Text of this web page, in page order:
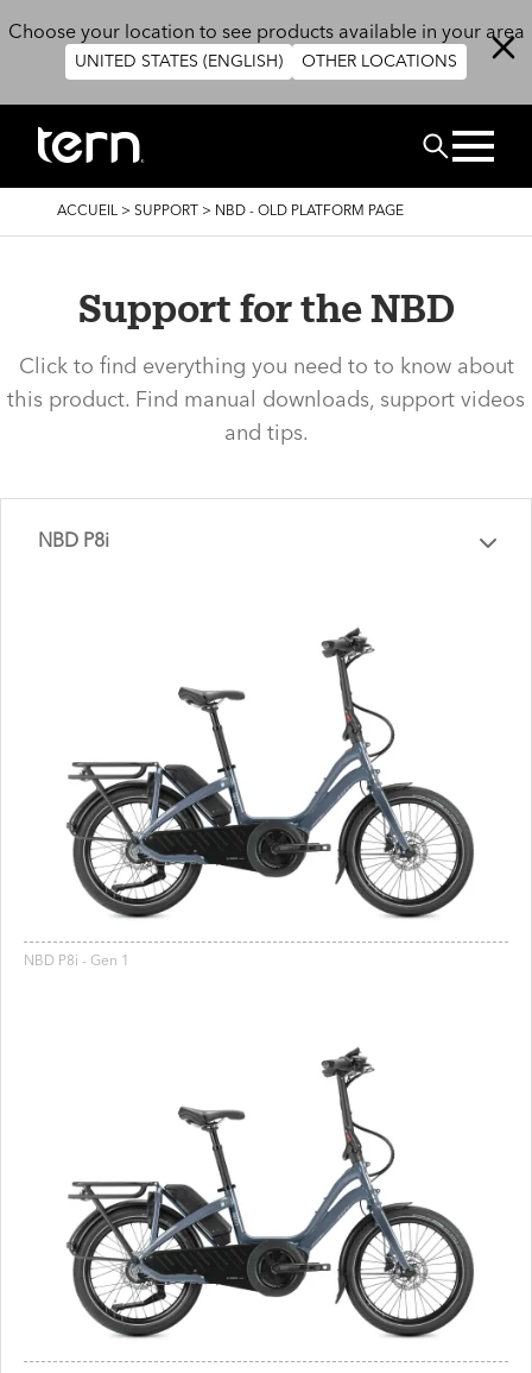
Choose your location to see products available in your area
UNITED STATES (ENGLISH) OTHER LOCATIONS
Rechercher
FIL
ACCUEIL > SUPPORT > NBD - OLD PLATFORM PAGE
Support for the NBD
Click to find everything you need to to know about
this product. Find manual downloads, support videos
and tips.
NBD P8i
NBD P8i - Gen 1